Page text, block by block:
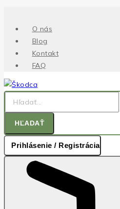
O nás
Blog
Kontakt
FAQ
HĽADAŤ
Prihlásenie / Registrácia